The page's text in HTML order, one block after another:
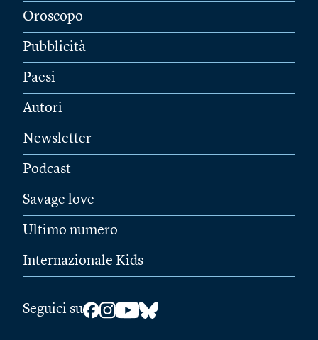
Oroscopo
Pubblicità
Paesi
Autori
Newsletter
Podcast
Savage love
Ultimo numero
Internazionale Kids
Seguici su